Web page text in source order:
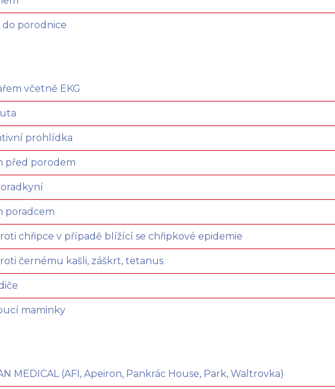
porodnice
včetně EKG
prohlídka
před porodem
poradcem
chřipce v případě blížící se chřipkové epidemie
černému kašli, záškrt, tetanus
maminky
MEDICAL (AFI, Apeiron, Pankrác House, Park, Waltrovka)